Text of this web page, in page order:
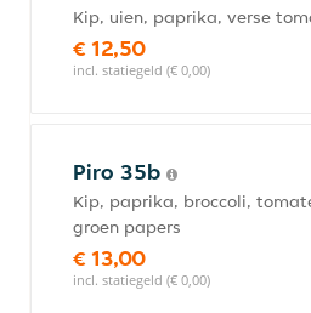
Kip, uien, paprika, verse
€ 12,50
incl. statiegeld (€ 0,00)
Piro 35b
Kip, paprika, broccoli,
groen papers
€ 13,00
incl. statiegeld (€ 0,00)